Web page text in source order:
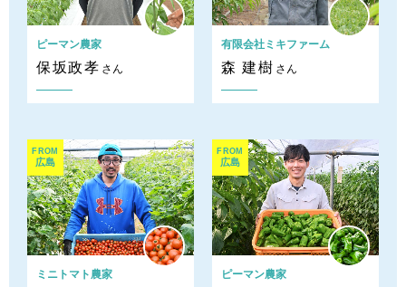
ピーマン農家
保坂政孝 さん
有限会社ミキファーム
森 建樹 さん
FROM
広島
ミニトマト農家
FROM
広島
ピーマン農家